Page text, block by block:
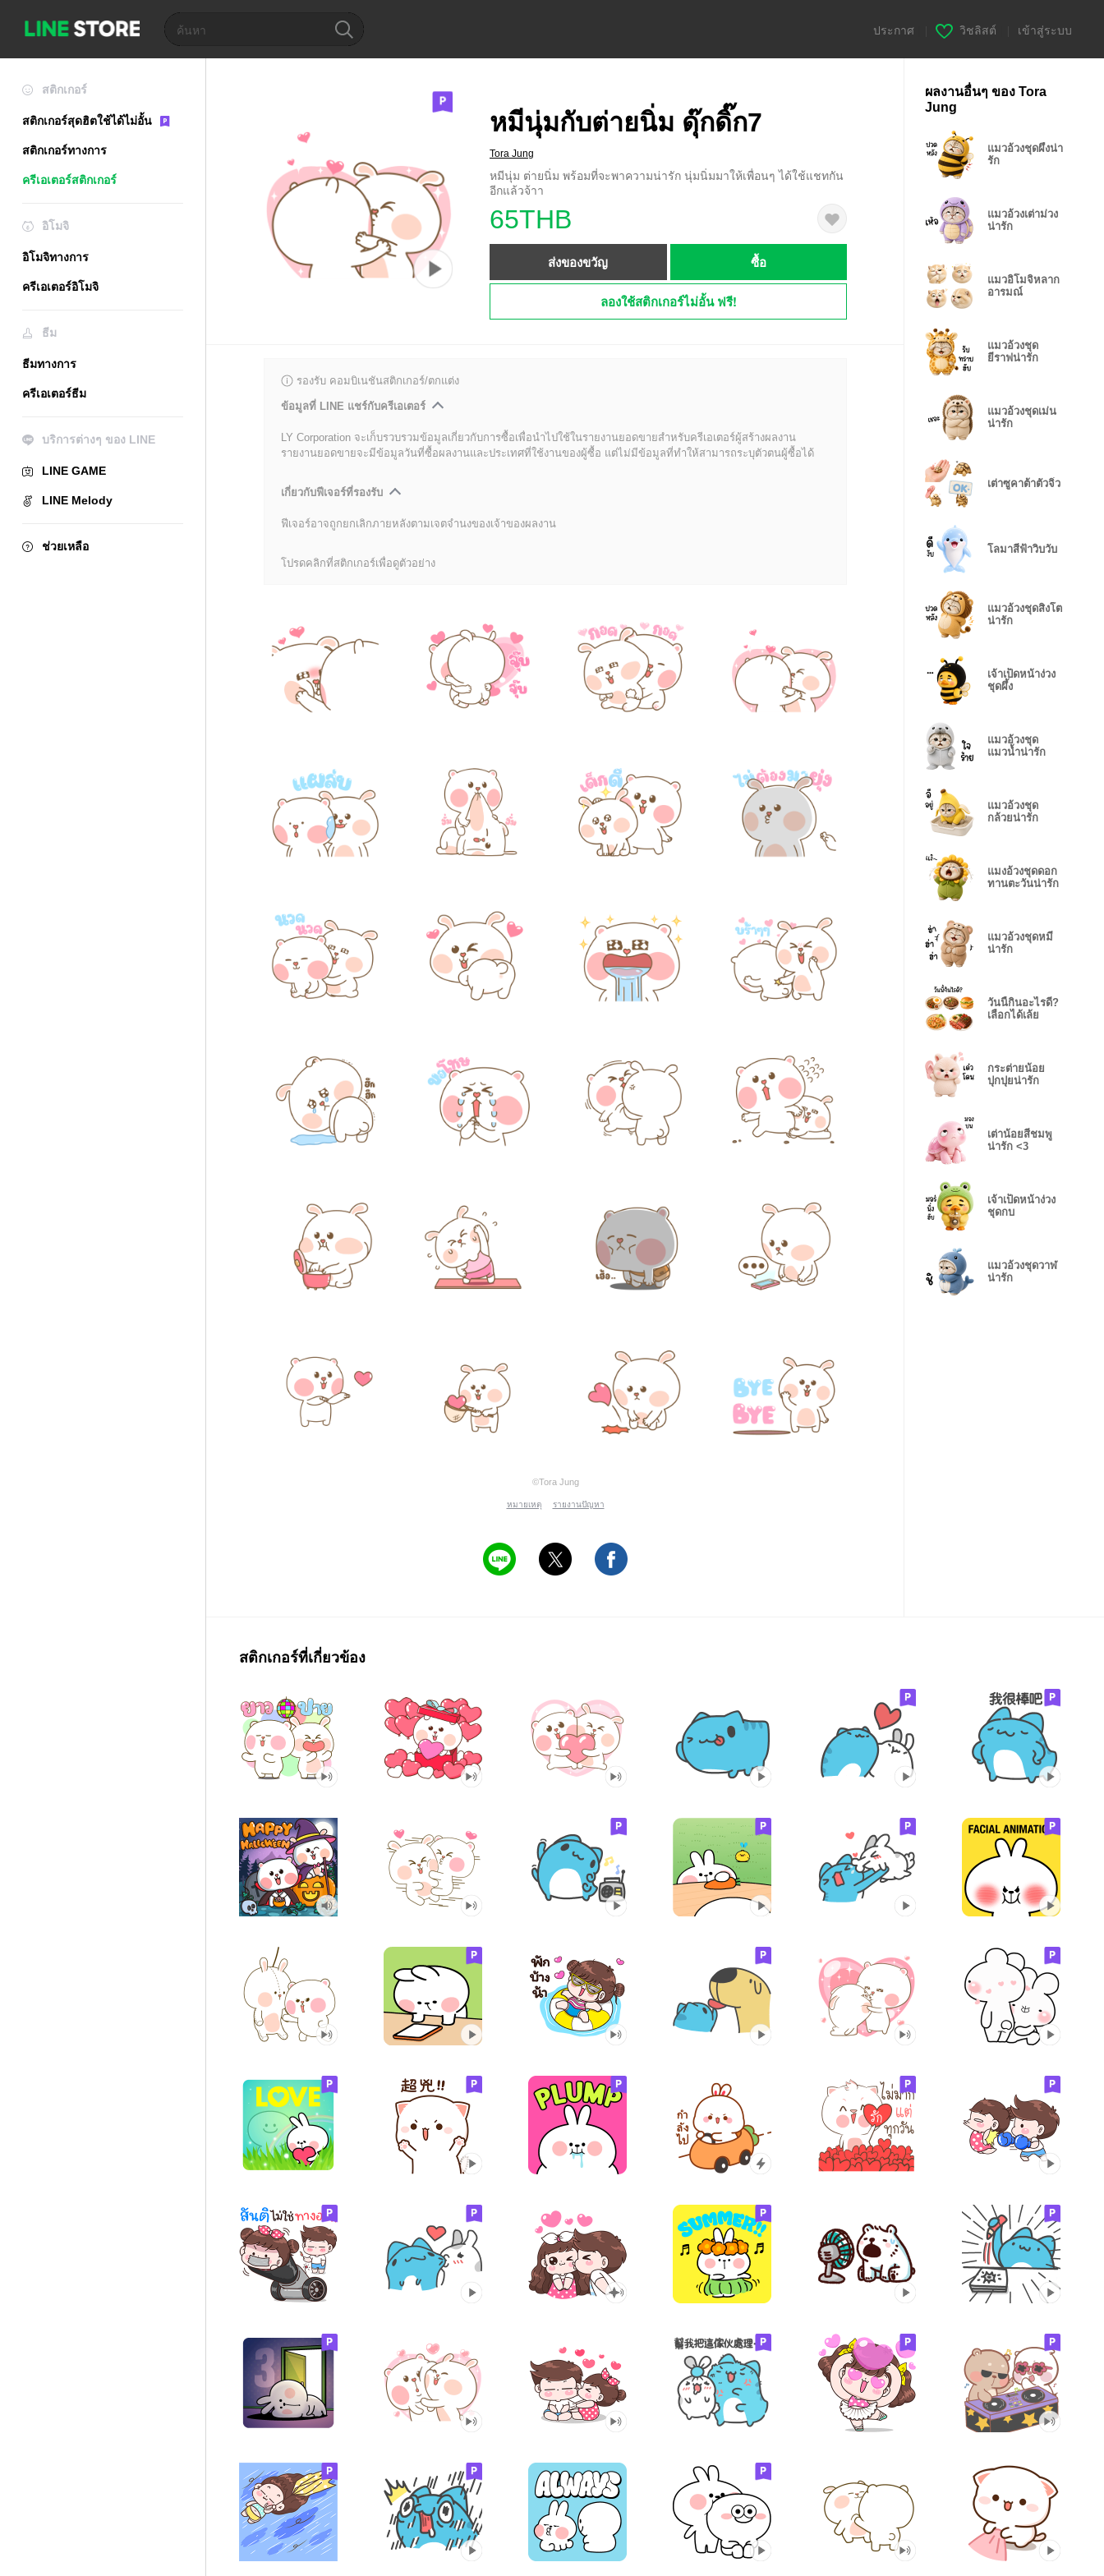
ประกาศ วิชลิสต์ เข้าสู่ระบบ
สติกเกอร์
สติกเกอร์สุดฮิตใช้ได้ไม่อั้น
สติกเกอร์ทางการ
ครีเอเตอร์สติกเกอร์
อิโมจิ
อิโมจิทางการ
ครีเอเตอร์อิโมจิ
ธีม
ธีมทางการ
ครีเอเตอร์ธีม
บริการต่างๆ ของ LINE
LINE GAME
LINE Melody
ช่วยเหลือ
หมีนุ่มกับต่ายนิ่ม ดุ๊กดิ๊ก7
Tora Jung
หมีนุ่ม ต่ายนิ่ม พร้อมที่จะพาความน่ารัก นุ่มนิ่มมาให้เพื่อนๆ ได้ใช้แชทกัน
อีกแล้วจ้าา
65THB
ส่งของขวัญ ซื้อ
ลองใช้สติกเกอร์ไม่อั้น ฟรี!
รองรับ คอมบิเนชันสติกเกอร์/ตกแต่ง
ข้อมูลที่ LINE แชร์กับครีเอเตอร์
LY Corporation จะเก็บรวบรวมข้อมูลเกี่ยวกับการซื้อเพื่อนำไปใช้ในรายงานยอดขายสำหรับครีเอเตอร์ผู้สร้างผลงาน
รายงานยอดขายจะมีข้อมูลวันที่ซื้อผลงานและประเทศที่ใช้งานของผู้ซื้อ แต่ไม่มีข้อมูลที่ทำให้สามารถระบุตัวตนผู้ซื้อได้
เกี่ยวกับฟีเจอร์ที่รองรับ
ฟีเจอร์อาจถูกยกเลิกภายหลังตามเจตจำนงของเจ้าของผลงาน
โปรดคลิกที่สติกเกอร์เพื่อดูตัวอย่าง
©Tora Jung
หมายเหตุ รายงานปัญหา
ผลงานอื่นๆ ของ Tora
Jung
แมวอ้วงชุดผึ้งน่า
รัก
แมวอ้วงเต่าม่วง
น่ารัก
แมวอิโมจิหลาก
อารมณ์
แมวอ้วงชุด
ยีราฟน่ารัก
แมวอ้วงชุดเม่น
น่ารัก
เต่าซูคาต้าตัวจิ๋ว
โลมาสีฟ้าวิบวับ
แมวอ้วงชุดสิงโต
น่ารัก
เจ้าเป็ดหน้าง่วง
ชุดผึ้ง
แมวอ้วงชุด
แมวน้ำน่ารัก
แมวอ้วงชุด
กล้วยน่ารัก
แมงอ้วงชุดดอก
ทานตะวันน่ารัก
แมวอ้วงชุดหมี
น่ารัก
วันนี้กินอะไรดี?
เลือกได้เล้ย
กระต่ายน้อย
ปุกปุยน่ารัก
เต่าน้อยสีชมพู
น่ารัก <3
เจ้าเป็ดหน้าง่วง
ชุดกบ
แมวอ้วงชุดวาฬ
น่ารัก
สติกเกอร์ที่เกี่ยวข้อง